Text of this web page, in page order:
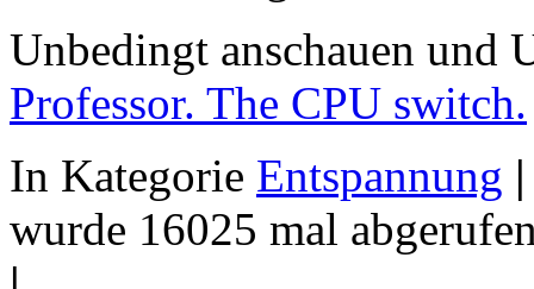
Unbedingt anschauen und
Professor. The CPU switch.
In Kategorie Entspannung |
wurde 16025 mal